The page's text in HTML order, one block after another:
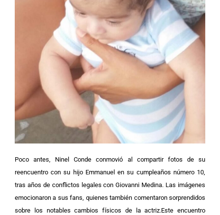
Poco antes, Ninel Conde conmovió al compartir fotos de su
reencuentro con su hijo Emmanuel en su cumpleaños número 10,
tras años de conflictos legales con Giovanni Medina. Las imágenes
emocionaron a sus fans, quienes también comentaron sorprendidos
sobre los notables cambios físicos de la actriz.Este encuentro